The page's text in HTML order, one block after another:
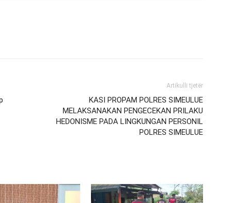
Artikulli tjetër
KASI PROPAM POLRES SIMEULUE
MELAKSANAKAN PENGECEKAN PRILAKU
HEDONISME PADA LINGKUNGAN PERSONIL
POLRES SIMEULUE